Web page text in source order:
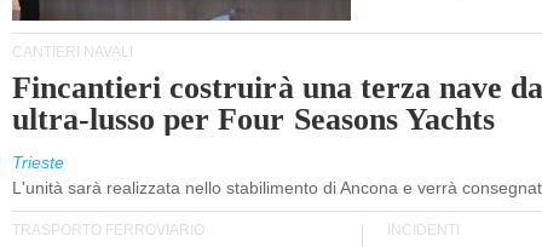
CANTIERI NAVALI
Fincantieri costruirà una terza nave
ultra-lusso per Four Seasons Yachts
Trieste
L'unità sarà realizzata nello stabilimento di Ancona e verrà
TRASPORTO FERROVIARIO INCIDENTI